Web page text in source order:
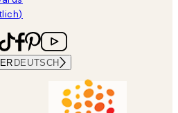
DEUTSCH